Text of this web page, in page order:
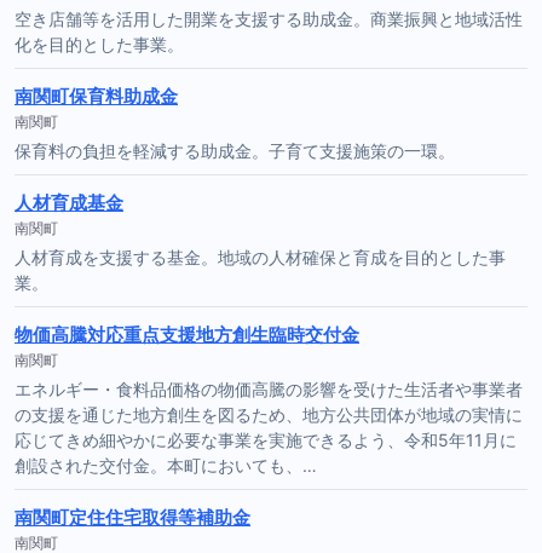
空き店舗等を活用した開業を支援する助成金。商業振興と地域活性
化を目的とした事業。
南関町保育料助成金
南関町
保育料の負担を軽減する助成金。子育て支援施策の一環。
人材育成基金
南関町
人材育成を支援する基金。地域の人材確保と育成を目的とした事
業。
物価高騰対応重点支援地方創生臨時交付金
南関町
エネルギー・食料品価格の物価高騰の影響を受けた生活者や事業者
の支援を通じた地方創生を図るため、地方公共団体が地域の実情に
応じてきめ細やかに必要な事業を実施できるよう、令和5年11月に
創設された交付金。本町においても、…
南関町定住住宅取得等補助金
南関町